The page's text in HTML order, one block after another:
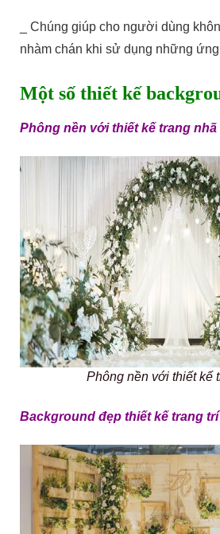
_ Chúng giúp cho người dùng
nhàm chán khi sử dụng những
Một số thiết kế
Phông nền với thiết kế trang nhã
Phông nền với thiết kế
Background đẹp thiết kế trang